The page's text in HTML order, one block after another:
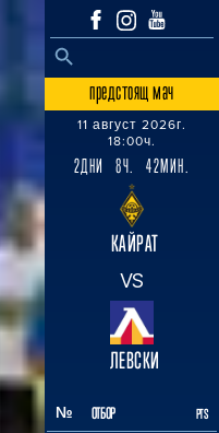
Search
SEARCH BUTTON
предстоящ мач
11 август 2026г.
18:00ч.
2ДНИ 8Ч. 42МИН.
КАЙРАТ
VS
ЛЕВСКИ
№ ОТБОР PTS